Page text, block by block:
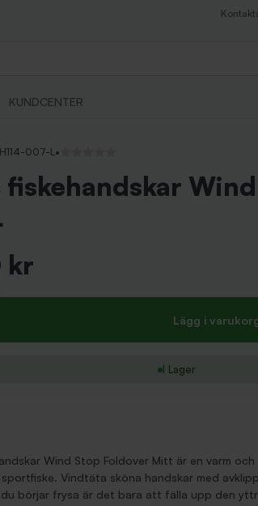
KUNDCENTER
007-L•
kr
Lägg i
I Lager
Wind Stop Foldover Mitt är en varm
Vindtäta sköna handskar med
börjar frysa är det bara att fälla upp den